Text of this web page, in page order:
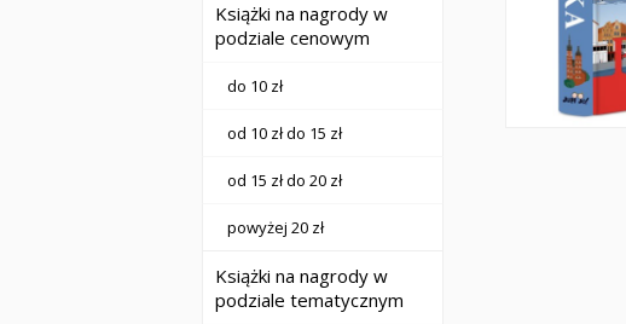
Książki na nagrody w
podziale cenowym
do 10 zł
od 10 zł do 15 zł
od 15 zł do 20 zł
powyżej 20 zł
Książki na nagrody w
podziale tematycznym